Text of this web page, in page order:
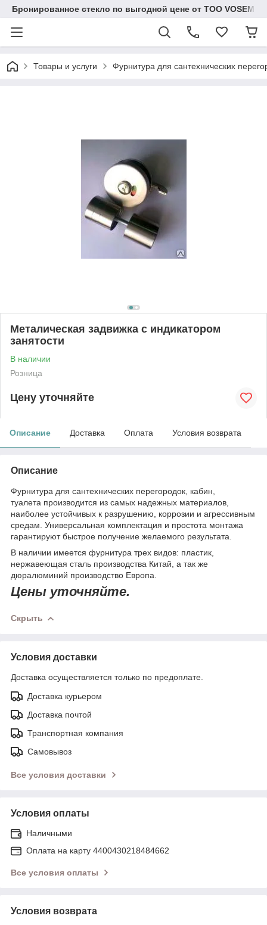
Бронированное стекло по выгодной цене от ТОО VOSEM
Товары и услуги Фурнитура для сантехнических
Металическая задвижка с индикатором
занятости
В наличии
Розница
Цену уточняйте
Описание Доставка Оплата Условия возврата
Описание
Фурнитура для сантехнических перегородок, кабин,
туалета производится из самых надежных материалов,
наиболее устойчивых к разрушению, коррозии и агрессивным
средам. Универсальная комплектация и простота монтажа
гарантируют быстрое получение желаемого результата.
В наличии имеется фурнитура трех видов: пластик,
нержавеющая сталь производства Китай, а так же
дюралюминий производство Европа.
Цены уточняйте.
Скрыть
Условия доставки
Доставка осуществляется только по предоплате.
Доставка курьером
Доставка почтой
Транспортная компания
Самовывоз
Все условия доставки
Условия оплаты
Наличными
Оплата на карту 4400430218484662
Все условия оплаты
Условия возврата